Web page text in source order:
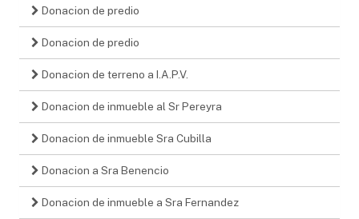
Donacion de predio
Donacion de predio
Donacion de terreno a I.A.P.V.
Donacion de inmueble al Sr Pereyra
Donacion de inmueble Sra Cubilla
Donacion a Sra Benencio
Donacion de inmueble a Sra Fernandez